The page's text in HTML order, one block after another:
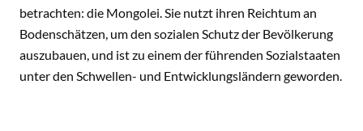
betrachten: die Mongolei. Sie nutzt ihren Reichtum an
Bodenschätzen, um den sozialen Schutz der Bevölkerung
auszubauen, und ist zu einem der führenden Sozialstaaten
unter den Schwellen- und Entwicklungsländern geworden.